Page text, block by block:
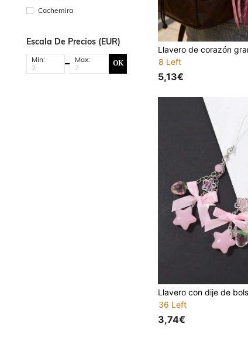
Cachemira
Escala De Precios (EUR)
Min: Max: OK
8 Left
5,13€
36 Left
3,74€